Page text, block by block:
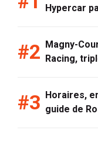
Hypercar
Magny-
Racing,
Horaires,
guide de